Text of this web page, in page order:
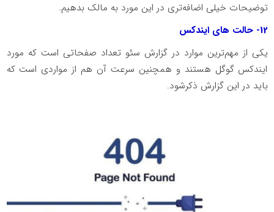
توضیحات خیلی اضافه‌تری در این مورد به مالک بدهیم.
12- حالت های ایندکس
یکی از مهم‌ترین موارد در گزارش سئو تعداد صفحاتی است که مورد
ایندکس گوگل هستند و همچنین سرعت آن هم از مواردی است که
باید در این گزارش ذکرشود.